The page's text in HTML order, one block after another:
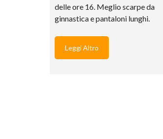
delle ore 16. Meglio scarpe da
ginnastica e pantaloni lunghi.
Leggi Altro